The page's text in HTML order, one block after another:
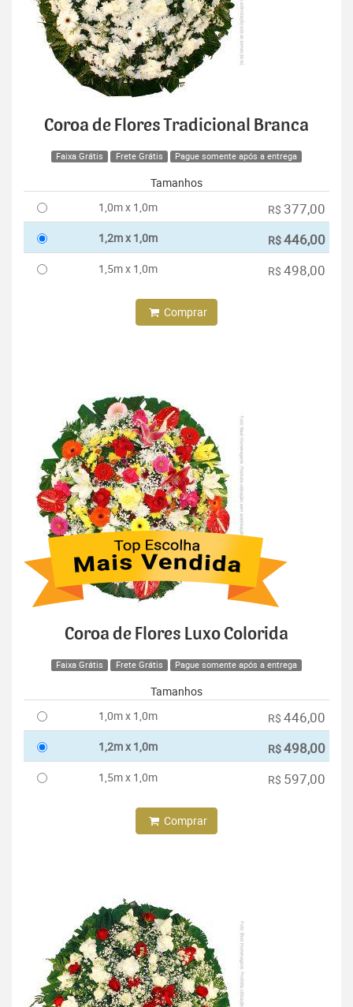
Coroa de Flores Tradicional Branca
Faixa Grátis Frete Grátis Pague somente após a entrega
Tamanhos
1,0m x 1,0m
R$ 377,00
1,2m x 1,0m R$446,00
1,5m x 1,0m R$ 498,00
Comprar
Coroa de Flores Luxo Colorida
Faixa Grátis Frete Grátis Pague somente após a entrega
Tamanhos
1,0m x 1,0m
R$ 446,00
1,2m x 1,0m R$498,00
1,5m x 1,0m R$ 597,00
Comprar